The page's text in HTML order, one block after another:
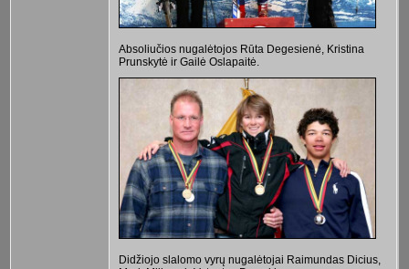
Absoliučios nugalėtojos Rūta Degesienė, Kristina
Prunskytė ir Gailė Oslapaitė.
Didžiojo slalomo vyrų nugalėtojai Raimundas Dicius,